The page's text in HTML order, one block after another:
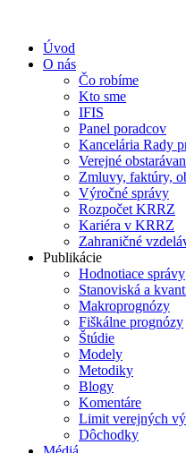
Úvod
O nás
Čo robíme
Kto sme
IFIS
Panel poradcov
Kancelária Rady
Verejné
Zmluvy, faktúry,
Výročné správy
Rozpočet KRRZ
Kariéra v KRRZ
Zahraničné
Publikácie
Hodnotiace správy
Stanoviská a
Makroprognózy
Fiškálne prognózy
Štúdie
Modely
Metodiky
Blogy
Komentáre
Limit verejných
Dôchodky